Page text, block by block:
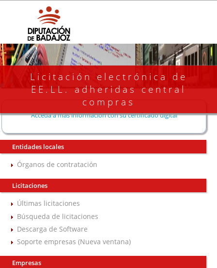
Licitación electrónica de
EE.LL. adheridas central
compras
Acceda a más información con su certificado digital
Entidades locales
Órganos de contratación
Licitaciones
Últimas licitaciones
Búsqueda de licitaciones
Descarga de Software
Soporte empresas (Nueva ventana)
Empresas